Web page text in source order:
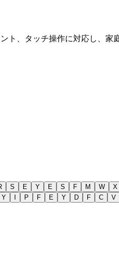
、タッチ操作に対応し、家
S E Y E S F M W X
Y I P F E Y D F C V